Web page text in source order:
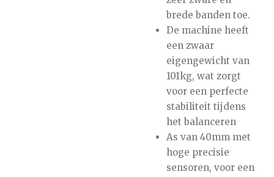
brede banden toe.
De machine heeft
een zwaar
eigengewicht van
101kg, wat zorgt
voor een perfecte
stabiliteit tijdens
het balanceren
As van 40mm met
hoge precisie
sensoren, voor een